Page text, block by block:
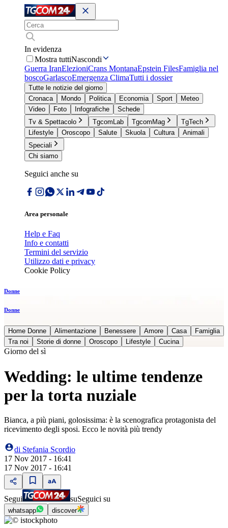
In evidenza
Mostra tuttiNascondi
Guerra IranElezioniCrans MontanaEpstein FilesFamiglia nel
boscoGarlascoEmergenza ClimaTutti i dossier
Tutte le notizie del giorno
Cronaca
Mondo Politica Economia Sport
Meteo
Video
Foto Infografiche
Schede
Tv & Spettacolo
TgcomLab TgcomMag
TgTech
Lifestyle
Oroscopo Salute Skuola Cultura
Animali
Speciali
Chi siamo
Seguici anche su
Area personale
Help e Faq
Info e contatti
Termini del servizio
Utilizzo dati e privacy
Cookie Policy
Donne
Donne
Home Donne Alimentazione Benessere Amore Casa
Famiglia
Tra noi
Storie di donne Oroscopo Lifestyle Cucina
Giorno del sì
Wedding: le ultime tendenze
per la torta nuziale
Bianca, a più piani, golosissima: è la scenografica protagonista del
ricevimento degli sposi. Ecco le novità più trendy
di Stefania Scordio
17 Nov 2017 - 16:41
17 Nov 2017 - 16:41
Segui suSeguici su
whatsapp discover